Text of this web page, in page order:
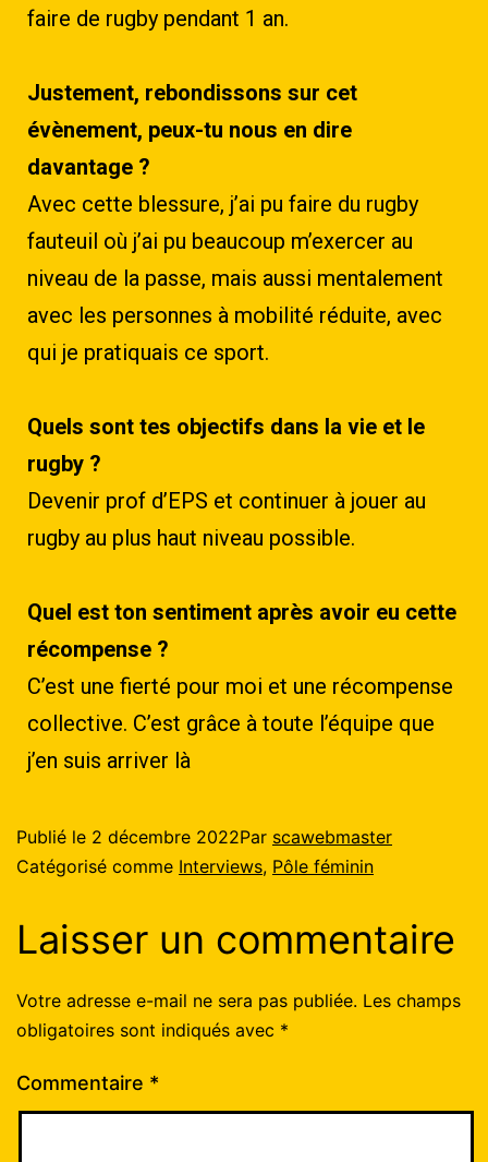
faire de rugby pendant 1 an.
Justement, rebondissons sur cet
évènement, peux-tu nous en dire
davantage ?
Avec cette blessure, j’ai pu faire du rugby
fauteuil où j’ai pu beaucoup m’exercer au
niveau de la passe, mais aussi mentalement
avec les personnes à mobilité réduite, avec
qui je pratiquais ce sport.
Quels sont tes objectifs dans la vie et le
rugby ?
Devenir prof d’EPS et continuer à jouer au
rugby au plus haut niveau possible.
Quel est ton sentiment après avoir eu cette
récompense ?
C’est une fierté pour moi et une récompense
collective. C’est grâce à toute l’équipe que
j’en suis arriver là
Publié le 2 décembre 2022Par scawebmaster
Catégorisé comme Interviews, Pôle féminin
Laisser un commentaire
Votre adresse e-mail ne sera pas publiée. Les champs
obligatoires sont indiqués avec *
Commentaire *